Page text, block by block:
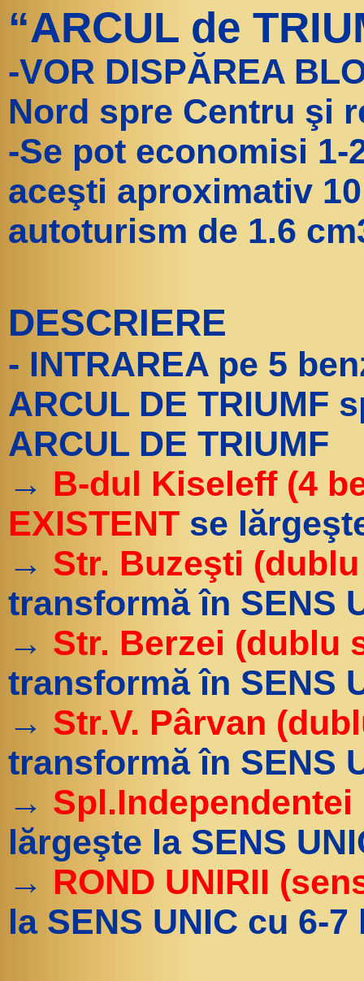
“ARCUL de
-VOR DISPĂREA
Nord spre Centru şi
-Se pot economisi
aceşti aproximativ
autoturism de 1.6
DESCRIERE
- INTRAREA pe 5
ARCUL DE TRIUMF
ARCUL DE TRIUMF
→ B-dul Kiseleff (4
EXISTENT se
→ Str. Buzeşti
transformă în SENS
→ Str. Berzei (dublu
transformă în SENS
→ Str.V. Pârvan
transformă în SENS
→
lărgeşte la SENS
→ ROND UNIRII
la SENS UNIC cu 6-7